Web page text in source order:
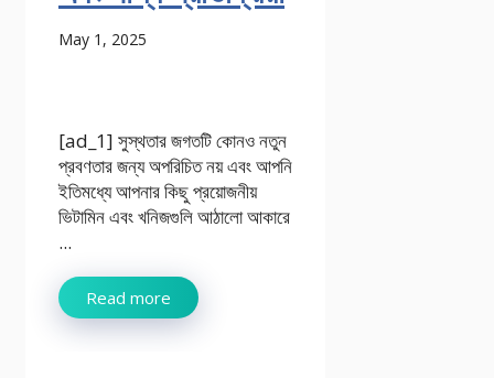
May 1, 2025
[ad_1] সুস্থতার জগতটি কোনও নতুন
প্রবণতার জন্য অপরিচিত নয় এবং আপনি
ইতিমধ্যে আপনার কিছু প্রয়োজনীয়
ভিটামিন এবং খনিজগুলি আঠালো আকারে
...
Read more